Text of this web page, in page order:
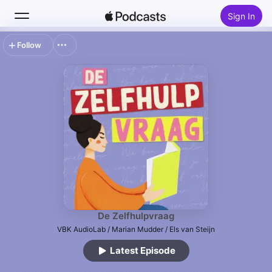
Sign In
Top Charts
De Zelfhulpvraag
VBK AudioLab / Marian Mudder / Els van Steijn
Latest Episode
Follow